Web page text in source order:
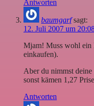
Antworten
baumgarf sagt:
12. Juli 2007 um
Mjam! Muss wohl ein
einkaufen).
Aber du nimmst deine
sonst kämen 1,27
Antworten